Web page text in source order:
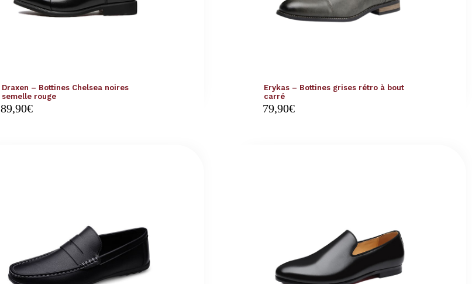
Draxen – Bottines Chelsea noires
semelle rouge
89,90€
Erykas – Bottines grises rétro à bout
carré
79,90€